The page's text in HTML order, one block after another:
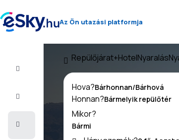
Az Ön utazási platformja
Repülőjárat+HotelNyaralás
Hova?
Honnan?
Mikor?